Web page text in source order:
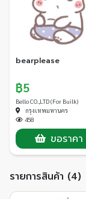
bearplease
฿5
Bello CO.,LTD (For Builk)
กรุงเทพมหานคร
458
ขอราคา
รายการสินค้า (4)